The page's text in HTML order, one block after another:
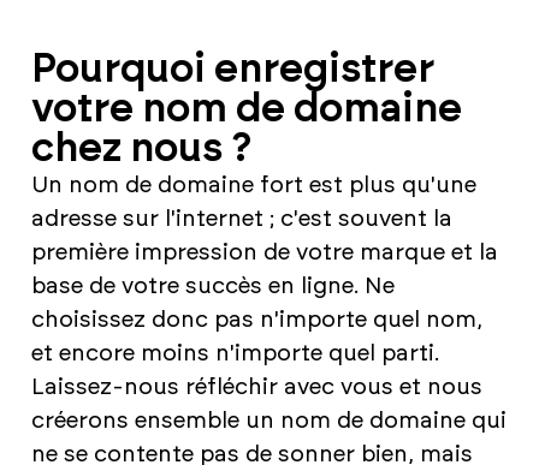
Pourquoi enregistrer
votre nom de domaine
chez nous ?
Un nom de domaine fort est plus qu'une
adresse sur l'internet ; c'est souvent la
première impression de votre marque et la
base de votre succès en ligne. Ne
choisissez donc pas n'importe quel nom,
et encore moins n'importe quel parti.
Laissez-nous réfléchir avec vous et nous
créerons ensemble un nom de domaine qui
ne se contente pas de sonner bien, mais